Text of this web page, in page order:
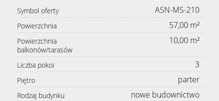
Symbol oferty ASN-MS-210
Powierzchnia 57,00 m²
Powierzchnia
balkonów/tarasów
10,00 m²
Liczba pokoi 3
Piętro parter
Rodzaj budynku nowe budownictwo